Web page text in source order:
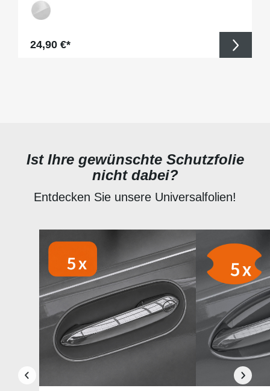
Regulärer Preis:
24,90 €*
Ist Ihre gewünschte Schutzfolie
nicht dabei?
Entdecken Sie unsere Universalfolien!